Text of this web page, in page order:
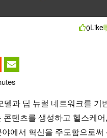
0Like
델과 딥 뉴럴 네트워크를 기
텐츠를 생성하고 헬스케
에서 혁신을 주도함으로써